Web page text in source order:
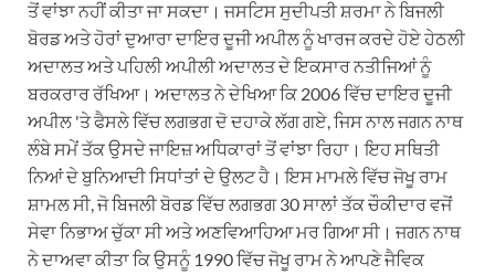
ਤੋਂ ਵਾਂਝਾ ਨਹੀਂ ਕੀਤਾ ਜਾ ਸਕਦਾ। ਜਸਟਿਸ ਸੁਦੀਪਤੀ ਸ਼ਰਮਾ ਨੇ ਬਿਜਲੀ
ਬੋਰਡ ਅਤੇ ਹੋਰਾਂ ਦੁਆਰਾ ਦਾਇਰ ਦੂਜੀ ਅਪੀਲ ਨੂੰ ਖਾਰਜ ਕਰਦੇ ਹੋਏ ਹੇਠਲੀ
ਅਦਾਲਤ ਅਤੇ ਪਹਿਲੀ ਅਪੀਲੀ ਅਦਾਲਤ ਦੇ ਇਕਸਾਰ ਨਤੀਜਿਆਂ ਨੂੰ
ਬਰਕਰਾਰ ਰੱਖਿਆ। ਅਦਾਲਤ ਨੇ ਦੇਖਿਆ ਕਿ 2006 ਵਿੱਚ ਦਾਇਰ ਦੂਜੀ
ਅਪੀਲ 'ਤੇ ਫੈਸਲੇ ਵਿੱਚ ਲਗਭਗ ਦੋ ਦਹਾਕੇ ਲੱਗ ਗਏ, ਜਿਸ ਨਾਲ ਜਗਨ ਨਾਥ
ਲੰਬੇ ਸਮੇਂ ਤੱਕ ਉਸਦੇ ਜਾਇਜ਼ ਅਧਿਕਾਰਾਂ ਤੋਂ ਵਾਂਝਾ ਰਿਹਾ। ਇਹ ਸਥਿਤੀ
ਨਿਆਂ ਦੇ ਬੁਨਿਆਦੀ ਸਿਧਾਂਤਾਂ ਦੇ ਉਲਟ ਹੈ। ਇਸ ਮਾਮਲੇ ਵਿੱਚ ਜੋਖੂ ਰਾਮ
ਸ਼ਾਮਲ ਸੀ, ਜੋ ਬਿਜਲੀ ਬੋਰਡ ਵਿੱਚ ਲਗਭਗ 30 ਸਾਲਾਂ ਤੱਕ ਚੌਕੀਦਾਰ ਵਜੋਂ
ਸੇਵਾ ਨਿਭਾਅ ਚੁੱਕਾ ਸੀ ਅਤੇ ਅਣਵਿਆਹਿਆ ਮਰ ਗਿਆ ਸੀ। ਜਗਨ ਨਾਥ
ਨੇ ਦਾਅਵਾ ਕੀਤਾ ਕਿ ਉਸਨੂੰ 1990 ਵਿੱਚ ਜੋਖੂ ਰਾਮ ਨੇ ਆਪਣੇ ਜੈਵਿਕ